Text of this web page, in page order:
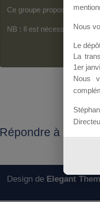
Ce groupe propose un
NB : Il est nécessaire d’être
Répondre à :
Design de Elegant
Nous
Le
La
1er
Nous